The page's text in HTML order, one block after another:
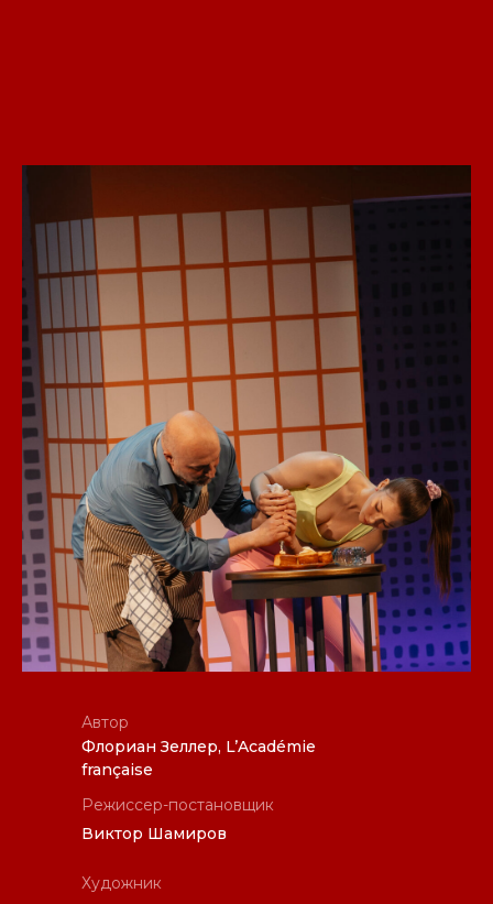
Художник
Виктор Шамиров
Режиссер-постановщик
Флориан Зеллер, L’Académie
française
Автор